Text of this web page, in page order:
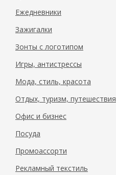
Ежедневники
Зажигалки
Зонты с логотипом
Игры, антистрессы
Мода, стиль, красота
Отдых, туризм, путешествия
Офис и бизнес
Посуда
Промоассорти
Рекламный текстиль